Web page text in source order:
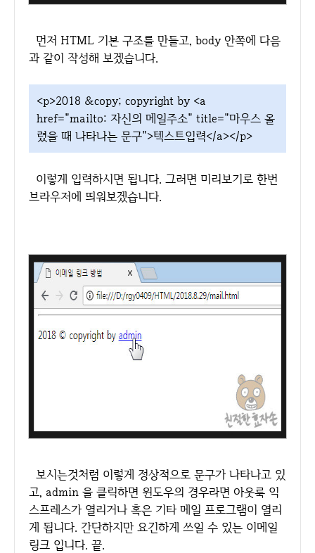
먼저 HTML 기본 구조를 만들고, body 안쪽에 다음
과 같이 작성해 보겠습니다.
<p>2018 &copy; copyright by <a
href="mailto: 자신의 메일주소" title="마우스 올
렸을 때 나타나는 문구">텍스트입력</a></p>
이렇게 입력하시면 됩니다. 그러면 미리보기로 한번
브라우저에 띄워보겠습니다.
보시는것처럼 이렇게 정상적으로 문구가 나타나고 있
고, admin 을 클릭하면 윈도우의 경우라면 아웃룩 익
스프레스가 열리거나 혹은 기타 메일 프로그램이 열리
게 됩니다. 간단하지만 요긴하게 쓰일 수 있는 이메일
링크 입니다. 끝.